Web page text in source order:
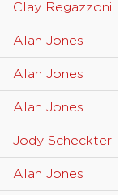
Clay Regazzoni
Alan Jones
Alan Jones
Alan Jones
Jody Scheckter
Alan Jones